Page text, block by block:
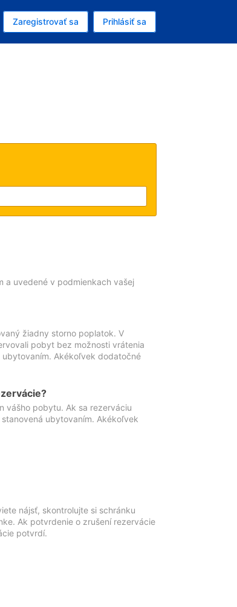
Americký dolár
jazyk V slovenčine
Zaregistrovať sa Prihlásiť sa
a uvedené v podmienkach vašej
žiadny storno poplatok. V
pobyt bez možnosti vrátenia
Akékoľvek dodatočné
vášho pobytu. Ak sa rezerváciu
ubytovaním. Akékoľvek
nájsť, skontrolujte si schránku
Ak potvrdenie o zrušení rezervácie
potvrdí.